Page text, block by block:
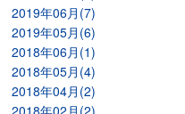
2019年06月(7)
2019年05月(6)
2018年06月(1)
2018年05月(4)
2018年04月(2)